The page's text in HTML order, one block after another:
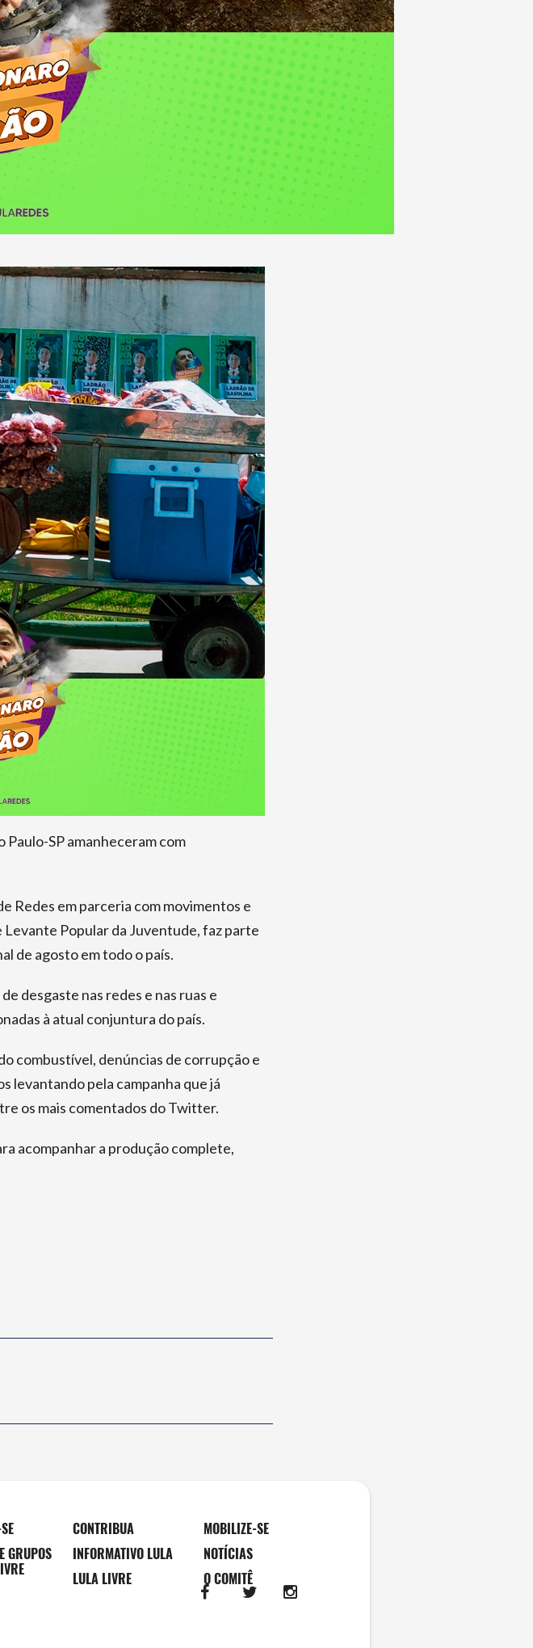
Paulo-SP amanheceram com
Redes em parceria com movimentos e
Popular da Juventude, faz parte
de agosto em todo o país.
desgaste nas redes e nas ruas e
à atual conjuntura do país.
combustível, denúncias de corrupção e
levantando pela campanha que já
os mais comentados do Twitter.
acompanhar a produção complete,
GRUPOS
CONTRIBUA
INFORMATIVO LULA
LULA LIVRE
MOBILIZE-SE
NOTÍCIAS
O COMITÊ